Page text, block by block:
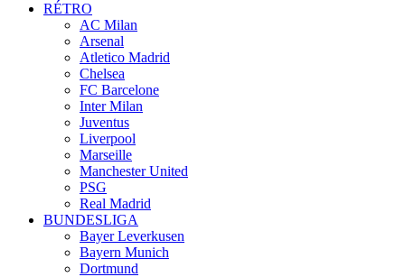
RÉTRO
AC Milan
Arsenal
Atletico Madrid
Chelsea
FC Barcelone
Inter Milan
Juventus
Liverpool
Marseille
Manchester United
PSG
Real Madrid
BUNDESLIGA
Bayer Leverkusen
Bayern Munich
Dortmund